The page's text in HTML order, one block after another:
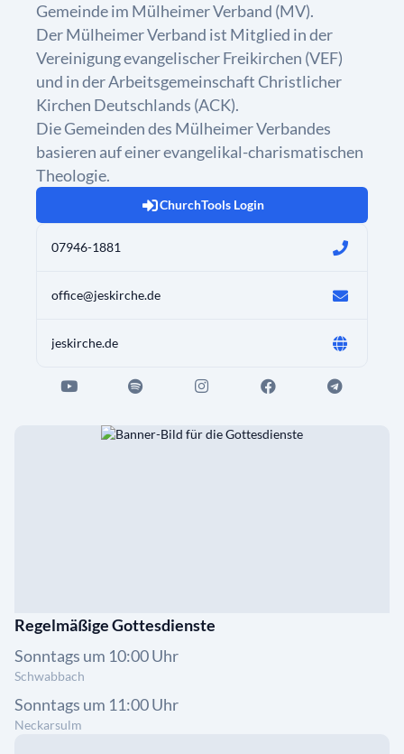
Gemeinde im Mülheimer Verband (MV).
Der Mülheimer Verband ist Mitglied in der
Vereinigung evangelischer Freikirchen (VEF)
und in der Arbeitsgemeinschaft Christlicher
Kirchen Deutschlands (ACK).
Die Gemeinden des Mülheimer Verbandes
basieren auf einer evangelikal-charismatischen
Theologie.
ChurchTools Login
07946-1881
office@jeskirche.de
jeskirche.de
Regelmäßige Gottesdienste
Sonntags um 10:00 Uhr
Schwabbach
Sonntags um 11:00 Uhr
Neckarsulm